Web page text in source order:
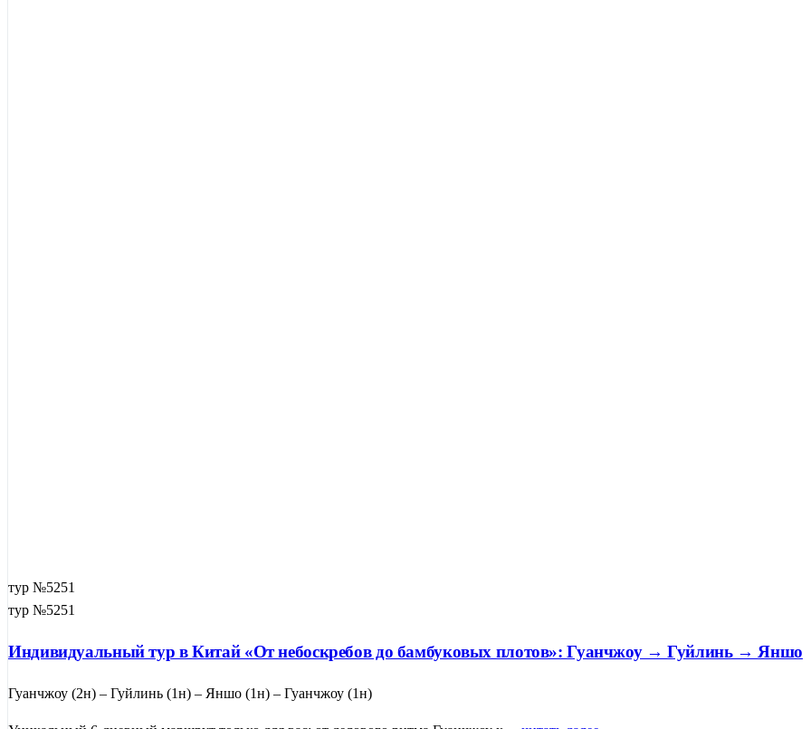
тур №5251
тур №5251
Индивидуальный тур в Китай «От небоскребов до бамбуковых плотов»: Гуанчжоу → Гуйлинь → Яншо
Гуанчжоу (2н) – Гуйлинь (1н) – Яншо (1н) – Гуанчжоу (1н)